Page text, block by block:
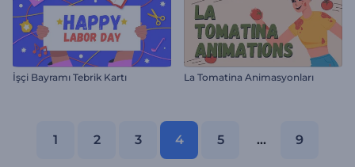
İşçi Bayramı Tebrik Kartı La Tomatina Animasyonları
1 2 3 4 5 ... 9